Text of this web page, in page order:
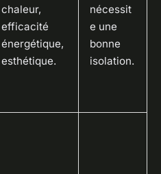
chaleur,
efficacité
énergétique,
esthétique.
nécessit
e une
bonne
isolation.